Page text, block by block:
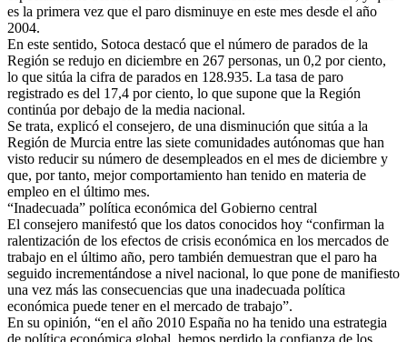
es la primera vez que el paro disminuye en este mes desde el año
2004.
En este sentido, Sotoca destacó que el número de parados de la
Región se redujo en diciembre en 267 personas, un 0,2 por ciento,
lo que sitúa la cifra de parados en 128.935. La tasa de paro
registrado es del 17,4 por ciento, lo que supone que la Región
continúa por debajo de la media nacional.
Se trata, explicó el consejero, de una disminución que sitúa a la
Región de Murcia entre las siete comunidades autónomas que han
visto reducir su número de desempleados en el mes de diciembre y
que, por tanto, mejor comportamiento han tenido en materia de
empleo en el último mes.
“Inadecuada” política económica del Gobierno central
El consejero manifestó que los datos conocidos hoy “confirman la
ralentización de los efectos de crisis económica en los mercados de
trabajo en el último año, pero también demuestran que el paro ha
seguido incrementándose a nivel nacional, lo que pone de manifiesto
una vez más las consecuencias que una inadecuada política
económica puede tener en el mercado de trabajo”.
En su opinión, “en el año 2010 España no ha tenido una estrategia
de política económica global, hemos perdido la confianza de los